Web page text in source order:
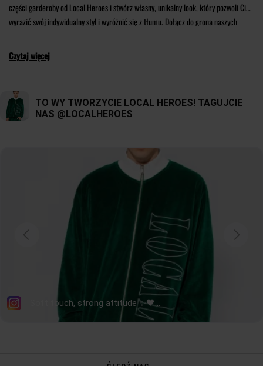
części garderoby od Local Heroes i stwórz własny, unikalny look, który pozwoli Ci
wyrazić swój indywidualny styl i wyróżnić się z tłumu. Dołącz do grona naszych
Przygotuj się na to, że wszyscy będą zazdrościć Twojego streetwearowego looku od
Local Heroes!
Czytaj więcej